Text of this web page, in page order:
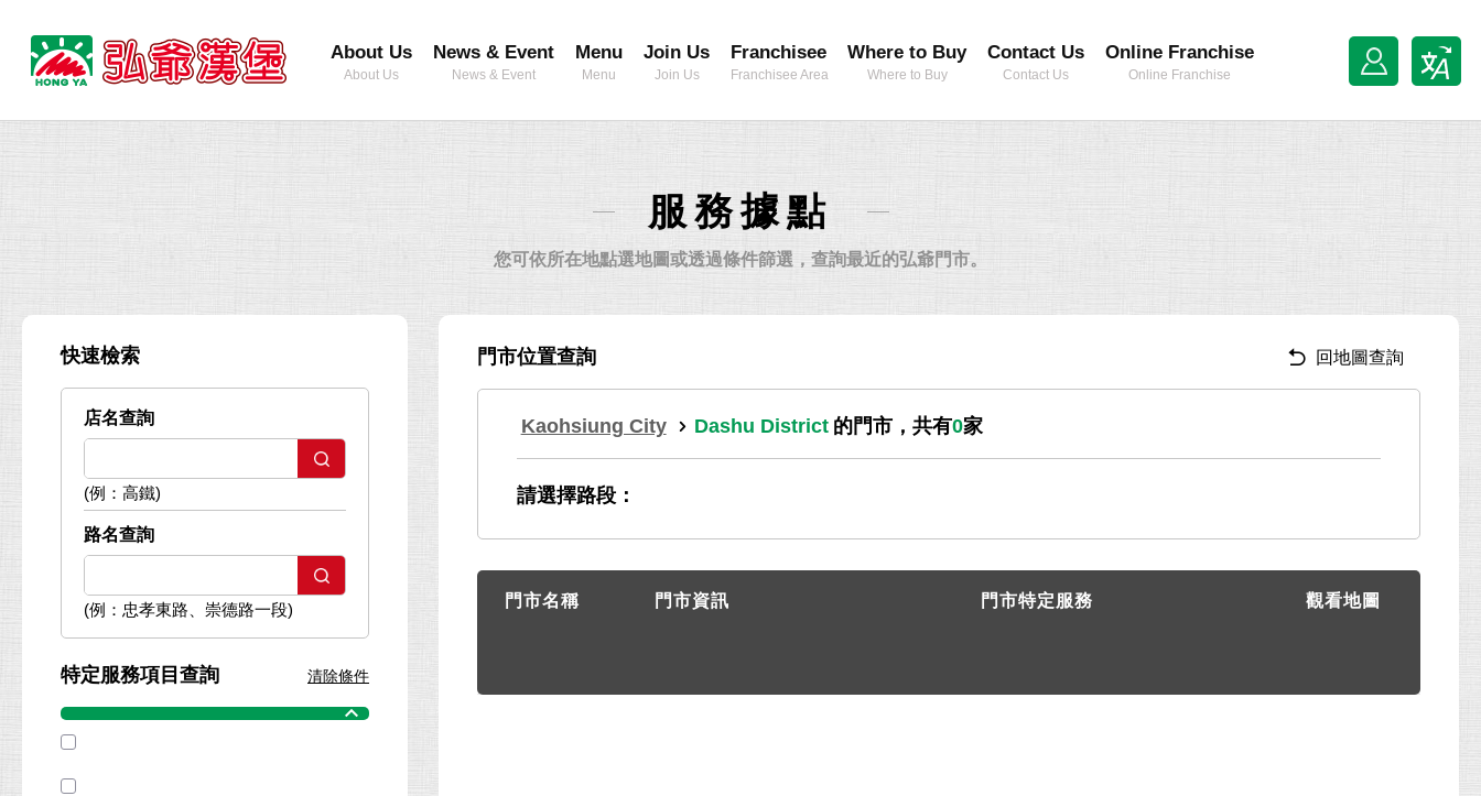
弘
爺
限
About Us
About Us
News & Event
News & Event
Menu
Menu
Join Us
Join Us
Franchisee
Franchisee Area
Where to Buy
Where to Buy
Contact Us
Contact Us
Online Franchise
Online Franchise
服務據點
您可依所在地點選地圖或透過條件篩選，查詢最近的弘爺門市。
快速檢索
店名查詢
(例：高鐵)
路名查詢
(例：忠孝東路、崇德路一段)
特定服務項目查詢 清除條件
門市位置查詢 回地圖查詢
Kaohsiung City Dashu District 的門市，共有0家
請選擇路段：
門市名稱 門市資訊 門市特定服務 觀看地圖